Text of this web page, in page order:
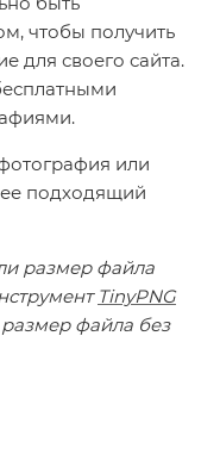
чтобы получить
для своего сайта.
или
подходящий
размер файла
TinyPNG
файла без